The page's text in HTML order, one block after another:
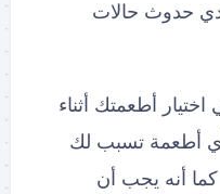
حدوث حالات
أطعمتك أثناء
أي أطعمة تسبب لك
أنه يجب أن